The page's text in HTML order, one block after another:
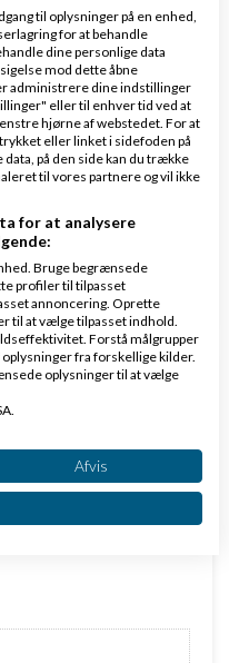
op til 50.000 uden
så småt, mens du
helt gal på den?
07-04-2015
til oplysninger på en enhed,
for at behandle
dine personlige data
mod dette åbne
administrere dine indstillinger
eller til enhver tid ved at
hjørne af webstedet. For at
eller linket i sidefoden på
på den side kan du trække
til vores partnere og vil ikke
for at analysere
Bruge begrænsede
profiler til tilpasset
annoncering. Oprette
til at vælge tilpasset indhold.
Forstå målgrupper
fra forskellige kilder.
oplysninger til at vælge
på en
Afvis